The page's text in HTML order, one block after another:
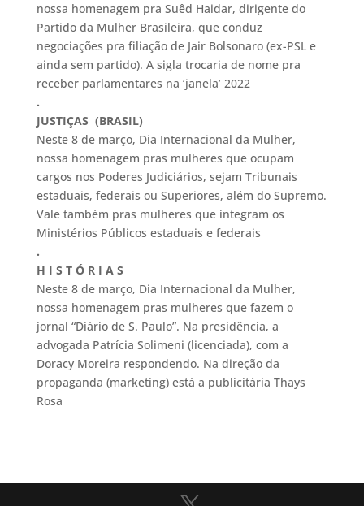
nossa homenagem pra Suêd Haidar, dirigente do
Partido da Mulher Brasileira, que conduz
negociações pra filiação de Jair Bolsonaro (ex-PSL e
ainda sem partido). A sigla trocaria de nome pra
receber parlamentares na ‘janela’ 2022
.
JUSTIÇAS (BRASIL)
Neste 8 de março, Dia Internacional da Mulher,
nossa homenagem pras mulheres que ocupam
cargos nos Poderes Judiciários, sejam Tribunais
estaduais, federais ou Superiores, além do Supremo.
Vale também pras mulheres que integram os
Ministérios Públicos estaduais e federais
.
H I S T Ó R I A S
Neste 8 de março, Dia Internacional da Mulher,
nossa homenagem pras mulheres que fazem o
jornal “Diário de S. Paulo”. Na presidência, a
advogada Patrícia Solimeni (licenciada), com a
Doracy Moreira respondendo. Na direção da
propaganda (marketing) está a publicitária Thays
Rosa